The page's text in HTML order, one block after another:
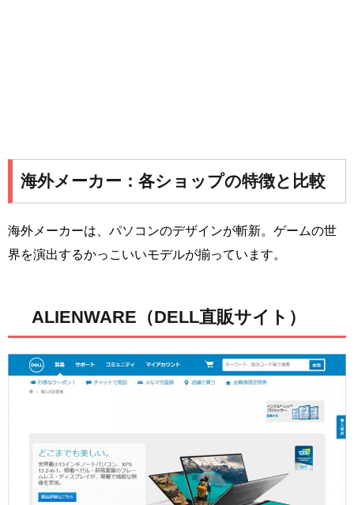
海外メーカー：各ショップの特徴と比較
海外メーカーは、パソコンのデザインが斬新。ゲームの世
界を演出するかっこいいモデルが揃っています。
ALIENWARE（DELL直販サイト）